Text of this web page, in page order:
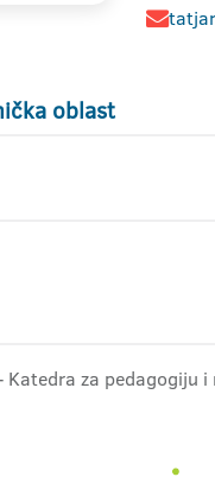
oblast
za pedagogiju i